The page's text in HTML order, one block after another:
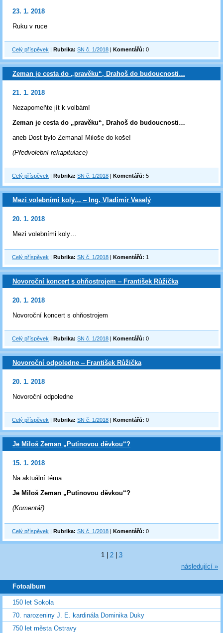
23. 1. 2018
Ruku v ruce
Celý příspěvek |Rubrika: SN č. 1/2018 |Komentářů: 0
Zeman je cesta do „pravěku“, Drahoš do budoucnosti…
21. 1. 2018
Nezapomeňte jít k volbám!
Zeman je cesta do „pravěku“, Drahoš do budoucnosti…
aneb Dost bylo Zemana! Miloše do koše!
(Předvolební rekapitulace)
Celý příspěvek |Rubrika: SN č. 1/2018 |Komentářů: 5
Mezi volebními koly… ‒ Ing. Vladimír Veselý
20. 1. 2018
Mezi volebními koly…
Celý příspěvek |Rubrika: SN č. 1/2018 |Komentářů: 1
Novoroční koncert s ohňostrojem ‒ František Růžička
20. 1. 2018
Novoroční koncert s ohňostrojem
Celý příspěvek |Rubrika: SN č. 1/2018 |Komentářů: 0
Novoroční odpoledne ‒ František Růžička
20. 1. 2018
Novoroční odpoledne
Celý příspěvek |Rubrika: SN č. 1/2018 |Komentářů: 0
Je Miloš Zeman „Putinovou děvkou“?
15. 1. 2018
Na aktuální téma
Je Miloš Zeman „Putinovou děvkou“?
(Komentář)
Celý příspěvek |Rubrika: SN č. 1/2018 |Komentářů: 0
1 2
3
následující »
Fotoalbum
150 let Sokola
70. narozeniny J. E. kardinála Dominika Duky
750 let města Ostravy